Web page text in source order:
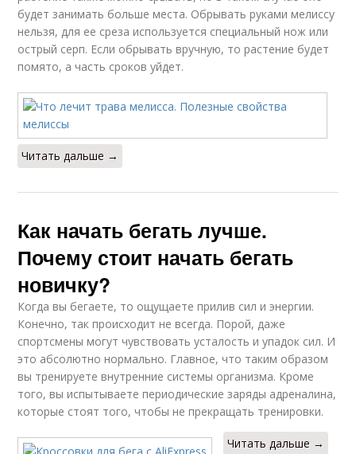
будет занимать больше места. Обрывать руками мелиссу
нельзя, для ее среза используется специальный нож или
острый серп. Если обрывать вручную, то растение будет
помято, а часть сроков уйдет.
Читать дальше →
Как начать бегать лучше.
Почему стоит начать бегать
новичку?
Когда вы бегаете, то ощущаете прилив сил и энергии.
Конечно, так происходит не всегда. Порой, даже
спортсмены могут чувствовать усталость и упадок сил. И
это абсолютно нормально. Главное, что таким образом
вы тренируете внутренние системы организма. Кроме
того, вы испытываете периодические заряды адреналина,
которые стоят того, чтобы не прекращать тренировки.
Читать дальше →